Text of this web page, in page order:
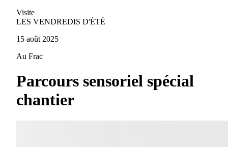
Visite
LES VENDREDIS D'ÉTÉ
15 août 2025
Au Frac
Parcours sensoriel spécial
chantier